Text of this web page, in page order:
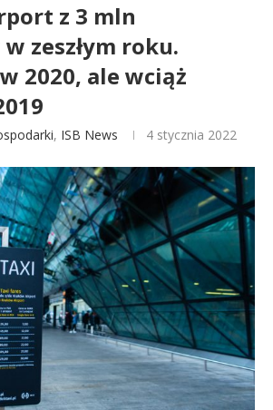
z 3 mln
zeszłym roku.
2020, ale wciąż
, ISB News 4 stycznia 2022